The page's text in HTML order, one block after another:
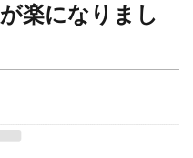
楽になりまし